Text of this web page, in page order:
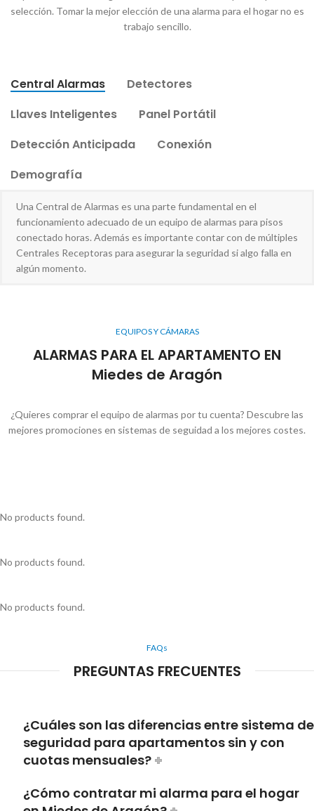
selección. Tomar la mejor elección de una alarma para el hogar no es
trabajo sencillo.
Central Alarmas
Detectores
Llaves Inteligentes
Panel Portátil
Detección Anticipada
Conexión
Demografía
Una Central de Alarmas es una parte fundamental en el
funcionamiento adecuado de un equipo de alarmas para pisos
conectado horas. Además es importante contar con de múltiples
Centrales Receptoras para asegurar la seguridad si algo falla en
algún momento.
EQUIPOS Y CÁMARAS
ALARMAS PARA EL APARTAMENTO EN
Miedes de Aragón
¿Quieres comprar el equipo de alarmas por tu cuenta? Descubre las
mejores promociones en sistemas de seguidad a los mejores costes.
No products found.
No products found.
No products found.
FAQs
PREGUNTAS FRECUENTES
¿Cuáles son las diferencias entre sistema de
seguridad para apartamentos sin y con
cuotas mensuales?
¿Cómo contratar mi alarma para el hogar